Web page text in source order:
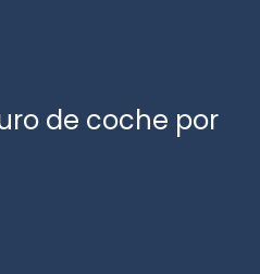
de coche por